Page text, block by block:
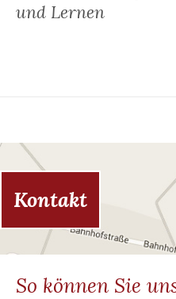
und Lernen
Kontakt
So können Sie